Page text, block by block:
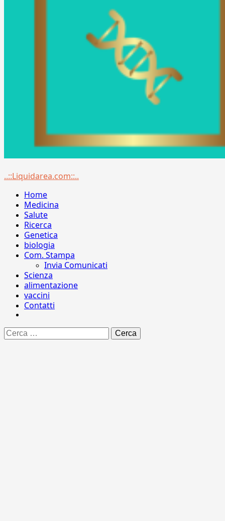
Menu
..::Liquidarea.com::..
Home
Medicina
Salute
Ricerca
Genetica
biologia
Com. Stampa
Invia Comunicati
Scienza
alimentazione
vaccini
Contatti
Ricerca
per: